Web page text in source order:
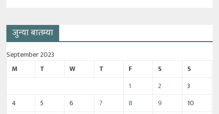
जुन्या बातम्या
September 2023
M
T W T F S
S
1
2
3
4
5 6 7 8 9 10